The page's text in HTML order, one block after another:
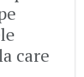
care